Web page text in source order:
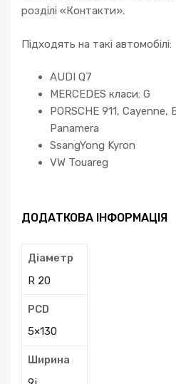
розділі «Контакти».
Підходять на такі автомобілі:
AUDI Q7
MERCEDES класи: G
PORSCHE 911,
Panamera
SsangYong Kyron
VW Touareg
ДОДАТКОВА ІНФОРМАЦІЯ
Діаметр
R 20
PCD
5×130
Ширина